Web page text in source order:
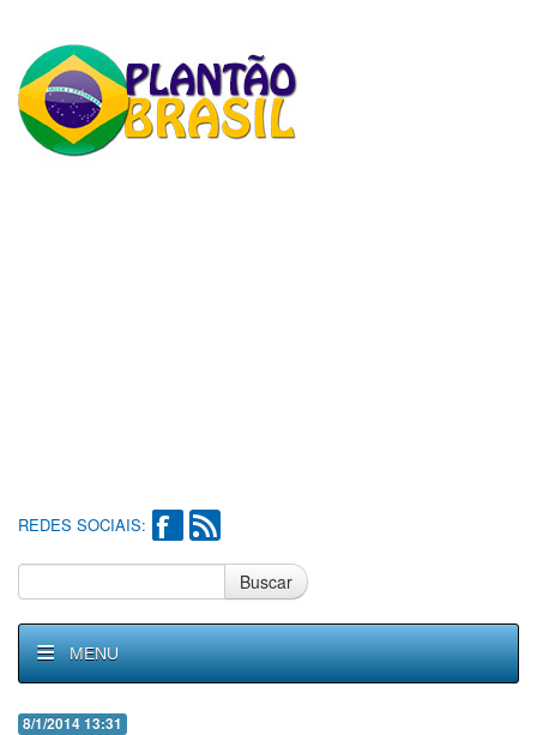
REDES SOCIAIS:
Buscar
MENU
8/1/2014 13:31